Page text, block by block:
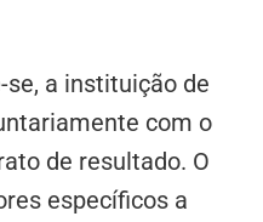
a instituição de
com o
de resultado. O
específicos a